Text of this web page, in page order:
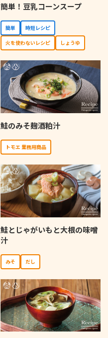
簡単！豆乳コーンスープ
簡単
時短レシピ
⽕を使わないレシピ
しょうゆ
鮭のみそ麹酒粕汁
トモエ 業務用商品
鮭とじゃがいもと大根の味噌
汁
みそ だし